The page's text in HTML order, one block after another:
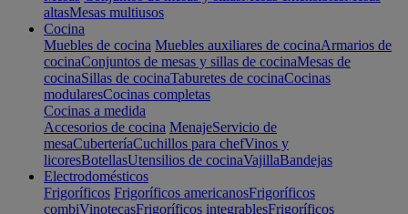
altasMesas multiusos
Cocina
Muebles de cocina Muebles auxiliares de cocinaArmarios de
cocinaConjuntos de mesas y sillas de cocinaMesas de
cocinaSillas de cocinaTaburetes de cocinaCocinas
modularesCocinas completas
Cocinas a medida
Accesorios de cocina MenajeServicio de
mesaCuberteríaCuchillos para chefVinos y
licoresBotellasUtensilios de cocinaVajillaBandejas
Electrodomésticos
Frigoríficos Frigoríficos americanosFrigoríficos
combiVinotecasFrigoríficos integrablesFrigoríficos